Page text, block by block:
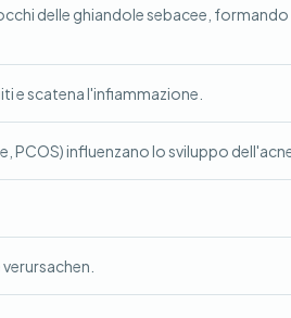
delle ghiandole sebacee, formando
e scatena l'infiammazione.
PCOS) influenzano lo sviluppo